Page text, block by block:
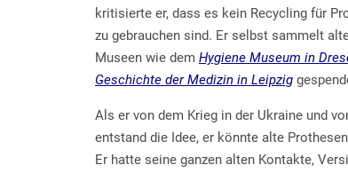
kritisierte er, dass es kein Recycling für
zu gebrauchen sind. Er selbst sammelt
Museen wie dem Hygiene Museum in
Geschichte der Medizin in Leipzig
Als er von dem Krieg in der Ukraine und
entstand die Idee, er könnte alte
Er hatte seine ganzen alten Kontakte,